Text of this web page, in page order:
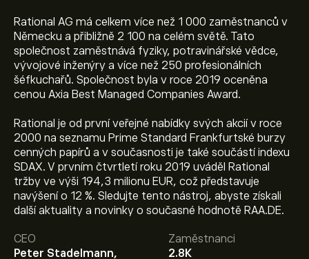
Rational AG má celkem více než 1 000 zaměstnanců v
Německu a přibližně 2 100 na celém světě. Tato
společnost zaměstnává fyziky, potravinářské vědce,
vývojové inženýry a více než 250 profesionálních
šéfkuchařů. Společnost byla v roce 2019 oceněna
cenou Axia Best Managed Companies Award.
Rational je od první veřejné nabídky svých akcií v roce
2000 na seznamu Prime Standard Frankfurtské burzy
cenných papírů a v současnosti je také součástí indexu
SDAX. V prvním čtvrtletí roku 2019 uváděl Rational
tržby ve výši 194,3 milionu EUR, což představuje
navýšení o 12 %. Sledujte tento nástroj, abyste získali
další aktuality a novinky o současné hodnotě RAA.DE.
CEO
Peter Stadelmann,
Zaměstnanci
2.8K
Aktuální cena akcie RAA.DE je 662.50‎€‎.
Průměrný cenový cíl pro akcie Rational AG je 662.50‎€‎.